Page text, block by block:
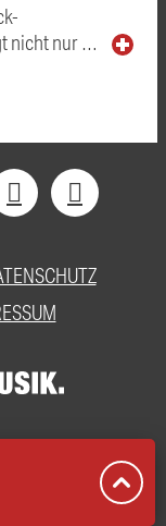
nicht nur …